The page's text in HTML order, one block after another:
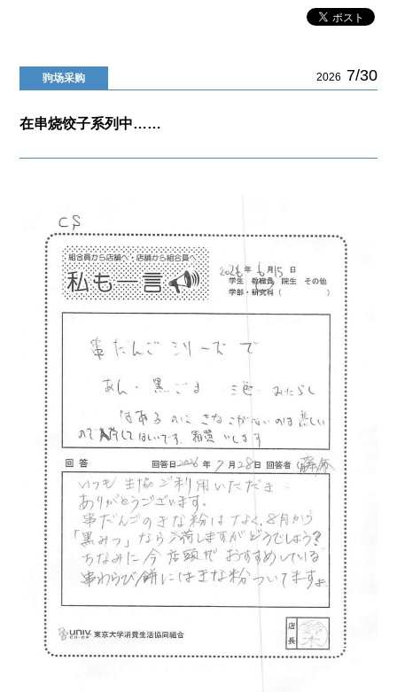
驹场采购 2026 7/30
在串烧饺子系列中……